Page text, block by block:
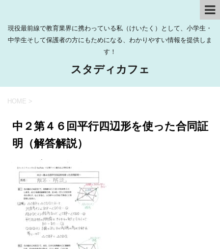
現役最前線で教育業界に携わっている私（けいたく）として、小学生・
中学生そして保護者の方にもためになる、わかりやすい情報を提供しま
す！
スタディカフェ
HOME >
中２第４６回平行四辺形を使った合同証
明（解答解説）